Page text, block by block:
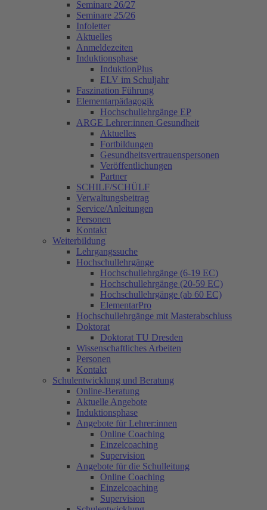
Seminare 26/27
Seminare 25/26
Infoletter
Aktuelles
Anmeldezeiten
Induktionsphase
InduktionPlus
ELV im Schuljahr
Faszination Führung
Elementarpädagogik
Hochschullehrgänge EP
ARGE Lehrer:innen Gesundheit
Aktuelles
Fortbildungen
Gesundheitsvertrauenspersonen
Veröffentlichungen
Partner
SCHILF/SCHÜLF
Verwaltungsbeitrag
Service/Anleitungen
Personen
Kontakt
Weiterbildung
Lehrgangssuche
Hochschullehrgänge
Hochschullehrgänge (6-19 EC)
Hochschullehrgänge (20-59 EC)
Hochschullehrgänge (ab 60 EC)
ElementarPro
Hochschullehrgänge mit Masterabschluss
Doktorat
Doktorat TU Dresden
Wissenschaftliches Arbeiten
Personen
Kontakt
Schulentwicklung und Beratung
Online-Beratung
Aktuelle Angebote
Induktionsphase
Angebote für Lehrer:innen
Online Coaching
Einzelcoaching
Supervision
Angebote für die Schulleitung
Online Coaching
Einzelcoaching
Supervision